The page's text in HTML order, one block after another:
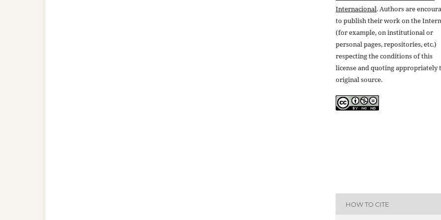
Internacional. Authors are
to publish their work on the
(for example, on institutional or
personal pages, repositories, etc.)
respecting the conditions of this
license and quoting appropriately
original source.
HOW TO CITE